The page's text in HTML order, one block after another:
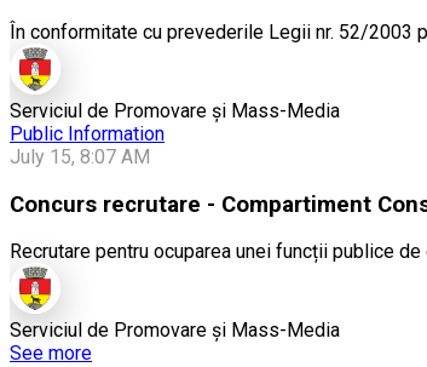
În conformitate cu prevederile Legii nr. 52/2003
Serviciul de Promovare și Mass-Media
Public Information
July 15, 8:07 AM
Concurs recrutare - Compartiment
Recrutare pentru ocuparea unei funcții publice
Serviciul de Promovare și Mass-Media
See more